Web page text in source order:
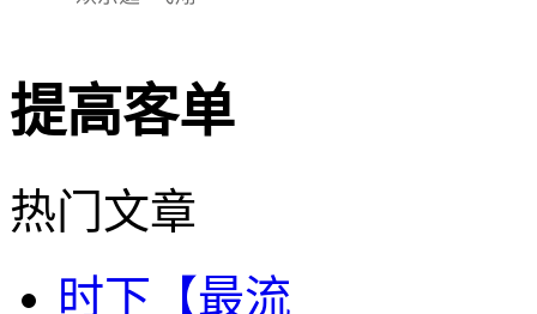
提高客单
热门文章
时下【最流